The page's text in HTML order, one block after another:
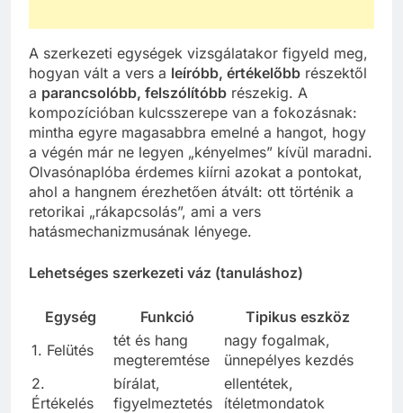
A szerkezeti egységek vizsgálatakor figyeld meg,
hogyan vált a vers a leíróbb, értékelőbb részektől
a parancsolóbb, felszólítóbb részekig. A
kompozícióban kulcsszerepe van a fokozásnak:
mintha egyre magasabbra emelné a hangot, hogy
a végén már ne legyen „kényelmes” kívül maradni.
Olvasónaplóba érdemes kiírni azokat a pontokat,
ahol a hangnem érezhetően átvált: ott történik a
retorikai „rákapcsolás”, ami a vers
hatásmechanizmusának lényege.
Lehetséges szerkezeti váz (tanuláshoz)
Egység Funkció
Tipikus eszköz
1. Felütés
tét és hang
megteremtése
nagy fogalmak,
ünnepélyes kezdés
2.
Értékelés
bírálat,
figyelmeztetés
ellentétek,
ítéletmondatok